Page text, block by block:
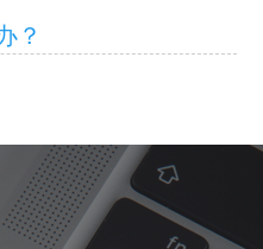
？